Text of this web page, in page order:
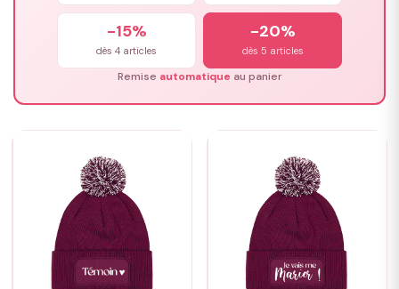
-15%
dès 4 articles
-20%
dès 5 articles
Remise automatique au panier